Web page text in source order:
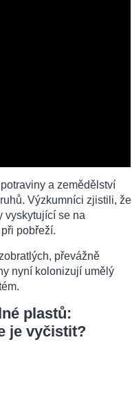
a zemědělství
Výzkumníci zjistili, že
vyskytující se na
pobřeží.
převážně
nyní kolonizují umělý
plastů:
je vyčistit?